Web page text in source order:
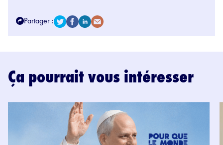
Partager :
Ça pourrait vous intéresser